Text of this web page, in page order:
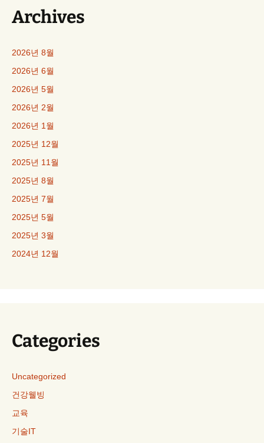
Archives
2026년 8월
2026년 6월
2026년 5월
2026년 2월
2026년 1월
2025년 12월
2025년 11월
2025년 8월
2025년 7월
2025년 5월
2025년 3월
2024년 12월
Categories
Uncategorized
건강웰빙
교육
기술IT